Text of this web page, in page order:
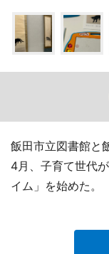
飯田市立図書館と
4月、子育て世代
イム」を始めた。